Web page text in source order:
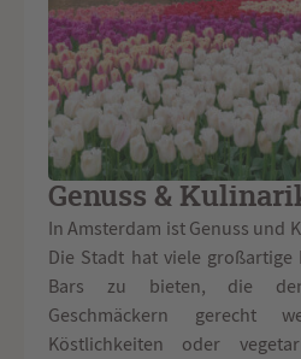
Genuss &
In Amsterdam ist Genuss und
Die Stadt hat viele großartige
Bars zu bieten, die den
Geschmäckern gerecht
Köstlichkeiten oder